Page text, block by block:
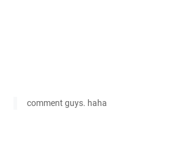
comment guys. haha